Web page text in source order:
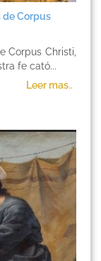
de Corpus
Corpus Christi,
fe cató...
Leer mas..